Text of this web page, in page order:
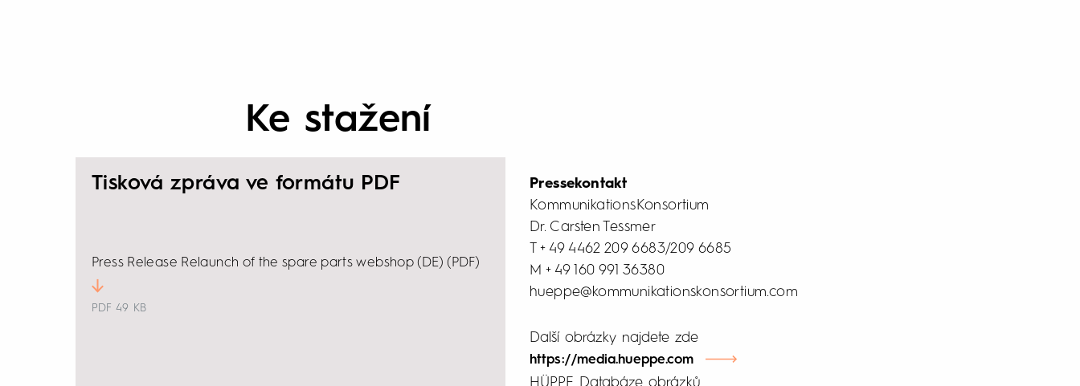
Ke stažení
Tisková zpráva ve formátu PDF
Press Release Relaunch of the spare parts webshop (DE) (PDF)
PDF 49 KB
Pressekontakt
KommunikationsKonsortium
Dr. Carsten Tessmer
T + 49 4462 209 6683/209 6685
M + 49 160 991 36380
hueppe@kommunikationskonsortium.com
Další obrázky najdete zde
https://media.hueppe.com
HÜPPE Databáze obrázků